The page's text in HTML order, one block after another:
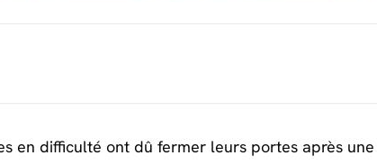
en difficulté ont dû fermer leurs portes après une